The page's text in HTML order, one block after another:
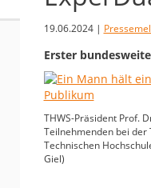
19.06.2024 |
Erster
THWS-Präsident Prof.
Teilnehmenden bei der
Technischen
Giel)